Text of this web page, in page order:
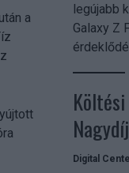
a
legújabb
Galaxy Z
Nagydíj
Digital